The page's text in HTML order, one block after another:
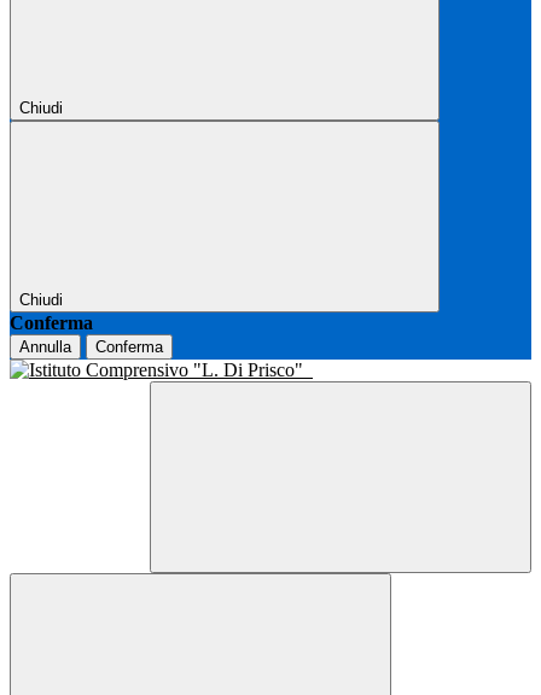
Chiudi
Chiudi
Conferma
Annulla Conferma